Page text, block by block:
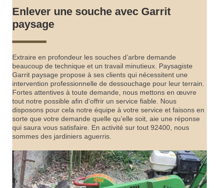
Enlever une souche avec Garrit
paysage
Extraire en profondeur les souches d’arbre demande
beaucoup de technique et un travail minutieux. Paysagiste
Garrit paysage propose à ses clients qui nécessitent une
intervention professionnelle de dessouchage pour leur terrain.
Fortes attentives à toute demande, nous mettons en œuvre
tout notre possible afin d’offrir un service fiable. Nous
disposons pour cela notre équipe à votre service et faisons en
sorte que votre demande quelle qu’elle soit, aie une réponse
qui saura vous satisfaire. En activité sur tout 92400, nous
sommes des jardiniers aguerris.